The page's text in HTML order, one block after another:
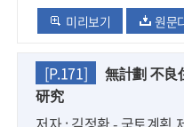
미리보기 원문
[P.171]
無計劃 不良
研究